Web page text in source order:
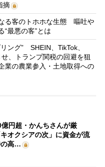
摘
る客のトホホな生態 嘔吐や
“最悪の客”とは
ング” SHEIN、TikTok、
、トランプ関税の回避を狙
の農業参入・土地取得への
億円超・かんちさんが厳
オクシアの次」に資金が流
の高…